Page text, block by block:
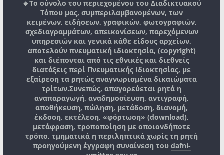
🔸Το σύνολο του περιεχομένου του Διαδικτυακού
Τόπου μας, συμπεριλαμβανομένων, των
κειμένων, ειδήσεων, γραφικών, φωτογραφιών,
σχεδιαγραμμάτων, απεικονίσεων, παρεχόμενων
υπηρεσιών και γενικά κάθε είδους αρχείων,
αποτελούν πνευματική ιδιοκτησία, (copyright)
και διέπονται από τις εθνικές και διεθνείς
διατάξεις περί Πνευματικής Ιδιοκτησίας, με
εξαίρεση τα ρητώς αναγνωρισμένα δικαιώματα
τρίτων.Συνεπώς, απαγορεύεται ρητά η
αναπαραγωγή, αναδημοσίευση, αντιγραφή,
αποθήκευση, πώληση, μετάδοση, διανομή,
έκδοση, εκτέλεση, «φόρτωση» (download),
μετάφραση, τροποποίηση με οποιονδήποτε
τρόπο, τμηματικά η περιληπτικά χωρίς τη ρητή
προηγούμενη έγγραφη συναίνεση του dafni-